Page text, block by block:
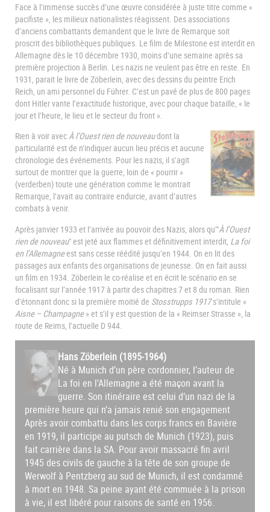
Face à l’immense succès d’une œuvre considérée à juste titre comme «
pacifiste », les milieux nationalistes réagissent. Des associations
d’anciens combattants demandent que le livre de Remarque soit
proscrit des bibliothèques publiques. Le film de Milestone est interdit en
Allemagne dès le 10 décembre 1930, moins d’une semaine après sa
première projection à Berlin. Les nazis ne veulent pas être en reste. En
1931, parait le livre de Zöberlein, avec des dessins du peintre Erich
Reich, un ami personnel du Führer. C’est un pavé de plus de 800 pages
dont Hitler vante l’exactitude historique, avec pour chaque bataille, « le
jour et l’heure, le lieu et le secteur du front ».
Rien à voir avecÀ l’Ouest rien de nouveaudont la
particularité est de n’indiquer aucun lieu précis et aucune
chronologie des événements. Pour les nazis, il s’agit
surtout de montrer que la guerre, loin de « pourrir »
(verderben) toute une génération comme le montrait
Remarque, l’avait au contraire endurcie, avant d’autres
combats à venir.
Après janvier 1933 et l’arrivée au pouvoir des Nazis, alors qu’"À l’Ouest
rien de nouveau" est jeté aux flammes et définitivement interdit, La foi
en l’Allemagneest sans cesse réédité jusqu’en 1944. On en lit des
passages aux enfants des organisations de jeunesse. On en fait aussi
un film en 1934. Zöberlein le co-réalise et en écrit le scénario en se
focalisant sur l’année 1917 à partir des chapitres 7 et 8 du roman. Rien
d’étonnant donc si la première moitié de Stosstrupps 1917s’intitule «
Aisne – Champagne» et s’il y est question de la « Reimser Strasse », la
route de Reims, l’actuelle D 944.
Hans Zöberlein (1895-1964)
Né à Munich d’un père cordonnier, l’auteur de
La foi en l’Allemagne a été maçon avant la
guerre. Son itinéraire est celui d’un nazi de la
première heure qui n’a jamais renié son engagement
Après avoir combattu dans les corps francs en Bavière
en 1919, il participe au putsch de Munich (1923), puis
fait carrière dans la SA. Pour avoir massacré fin avril
1945 des civils de gauche à la tête de son groupe de
Werwolf à Pentzberg au sud de Munich, il est condamné
à mort en 1948. Sa peine ayant été commuée à la prison
à vie, il est libéré pour raisons de santé en 1956.